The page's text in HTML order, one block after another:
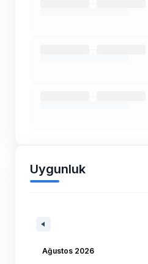
Uygunluk
Ağustos 2026